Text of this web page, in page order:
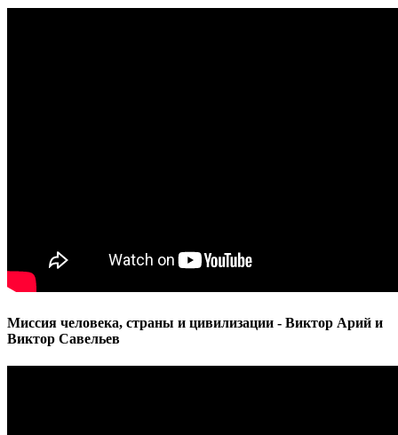
Миссия человека, страны и цивилизации - Виктор Арий и
Виктор Савельев